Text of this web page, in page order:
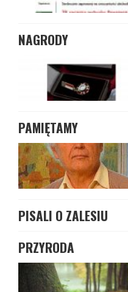
NAGRODY
PAMIĘTAMY
PISALI O ZALESIU
PRZYRODA